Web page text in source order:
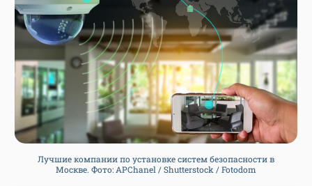
Лучшие компании по установке систем безопасности в
Москве. Фото: APChanel / Shutterstock / Fotodom